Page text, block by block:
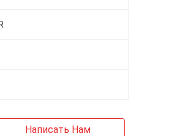
Написать Нам